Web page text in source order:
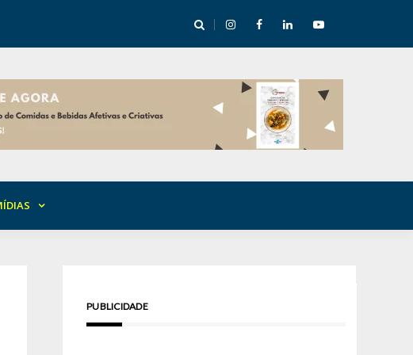
Festival de Inverno nas Serras abre temporada cultural em Cuité
PUBLICIDADE